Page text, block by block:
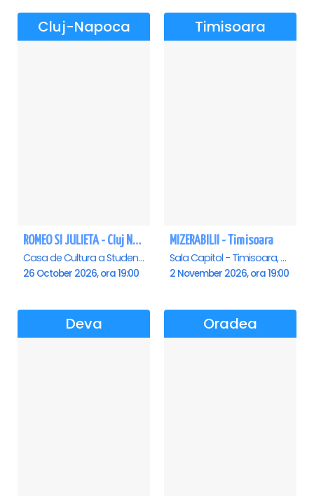
Cluj-Napoca
ROMEO SI JULIETA - Cluj Napoca
Casa de Cultura a Studentilor Dumitru Farcas, Cluj-Napoca
26 October 2026, ora 19:00
Timisoara
MIZERABILII - Timisoara
Sala Capitol - Timisoara, Timisoara
2 November 2026, ora 19:00
Deva Oradea